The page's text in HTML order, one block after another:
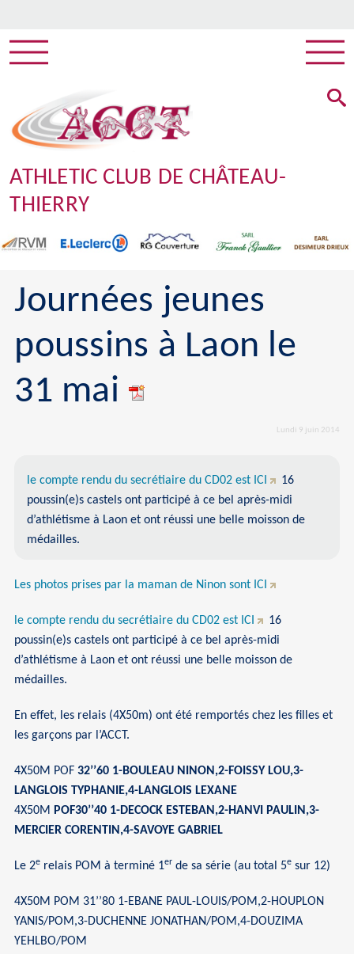
ATHLETIC CLUB DE CHÂTEAU-
THIERRY
Journées jeunes
poussins à Laon le
31 mai
Lundi 9 juin 2014
le compte rendu du secrétiaire du CD02 est ICI
16
poussin(e)s castels ont participé à ce bel après-midi
d’athlétisme à Laon et ont réussi une belle moisson de
médailles.
Les photos prises par la maman de Ninon sont ICI
le compte rendu du secrétiaire du CD02 est ICI
16
poussin(e)s castels ont participé à ce bel après-midi
d’athlétisme à Laon et ont réussi une belle moisson de
médailles.
En effet, les relais (4X50m) ont été remportés chez les filles et
les garçons par l’ACCT.
4X50M POF32’’60 1-BOULEAU NINON,2-FOISSY LOU,3-
LANGLOIS TYPHANIE,4-LANGLOIS LEXANE
4X50MPOF30’’40 1-DECOCK ESTEBAN,2-HANVI PAULIN,3-
MERCIER CORENTIN,4-SAVOYE GABRIEL
Le 2e relais POM à terminé 1er de sa série (au total 5e sur 12)
4X50M POM 31’’80 1-EBANE PAUL-LOUIS/POM,2-HOUPLON
YANIS/POM,3-DUCHENNE JONATHAN/POM,4-DOUZIMA
YEHLBO/POM